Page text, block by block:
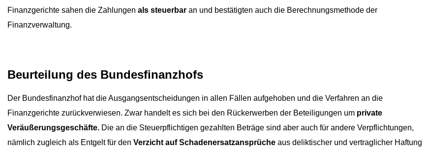
Finanzgerichte sahen die Zahlungen als steuerbar an und bestätigten auch die Berechnungsmethode der
Finanzverwaltung.
Beurteilung des Bundesfinanzhofs
Der Bundesfinanzhof hat die Ausgangsentscheidungen in allen Fällen aufgehoben und die Verfahren an die
Finanzgerichte zurückverwiesen. Zwar handelt es sich bei den Rückerwerben der Beteiligungen um private
Veräußerungsgeschäfte. Die an die Steuerpflichtigen gezahlten Beträge sind aber auch für andere Verpflichtungen,
nämlich zugleich als Entgelt für den Verzicht auf Schadenersatzansprüche aus deliktischer und vertraglicher Haftung